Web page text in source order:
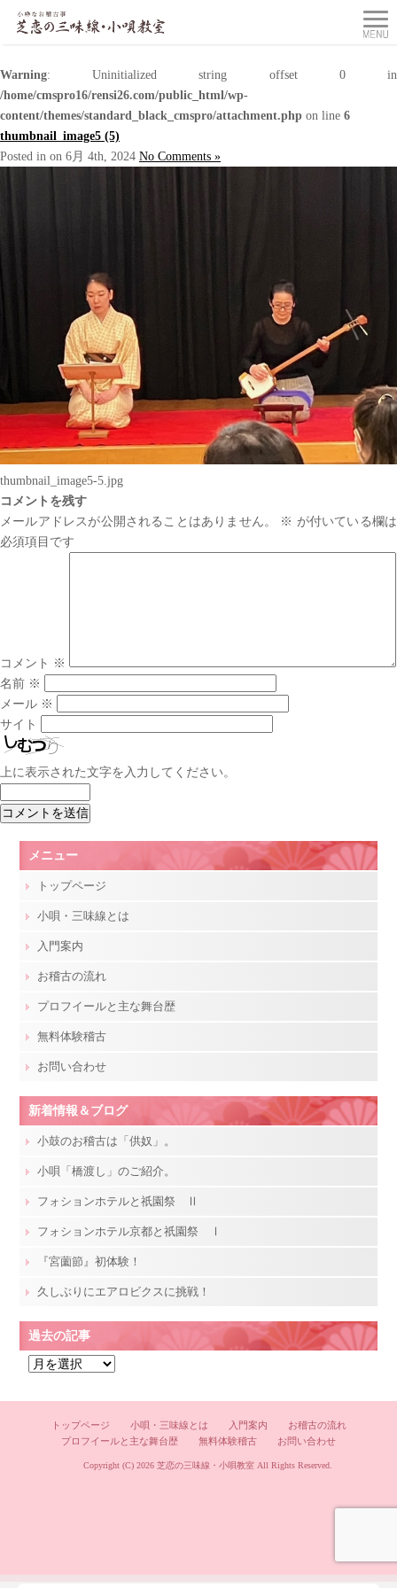
Warning: Uninitialized string offset 0 in
/home/cmspro16/rensi26.com/public_html/wp-
content/themes/standard_black_cmspro/attachment.php on line 6
thumbnail_image5 (5)
Posted in on 6月 4th, 2024 No Comments »
thumbnail_image5-5.jpg
コメントを残す
メールアドレスが公開されることはありません。
※ が付いている欄は
必須項目です
コメント ※
名前 ※
メール ※
サイト
上に表示された文字を入力してください。
メニュー
トップページ
小唄・三味線とは
入門案内
お稽古の流れ
プロフイールと主な舞台歴
無料体験稽古
お問い合わせ
新着情報＆ブログ
小鼓のお稽古は「供奴」。
小唄「橋渡し」のご紹介。
フォションホテルと祇園祭 Ⅱ
フォションホテル京都と祇園祭 Ⅰ
『宮薗節』初体験！
久しぶりにエアロビクスに挑戦！
過去の記事
の
トップページ 小唄・三味線とは 入門案内
お稽古の流れ
プロフイールと主な舞台歴
無料体験稽古 お問い合わせ
Copyright (C) 2026 芝恋の三味線・小唄教室All Rights Reserved.